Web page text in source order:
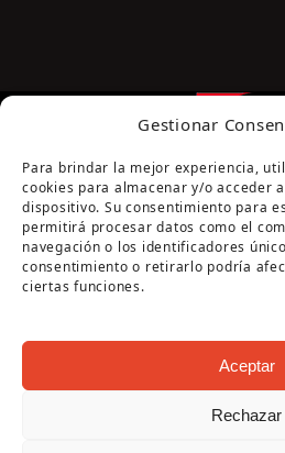
Gestionar
Para brindar la mejor experiencia,
cookies para almacenar y/o acceder
dispositivo. Su consentimiento para
permitirá procesar datos como el
navegación o los identificadores
consentimiento o retirarlo podría
ciertas funciones.
Aceptar
Rechazar
Página cofinanciada por la